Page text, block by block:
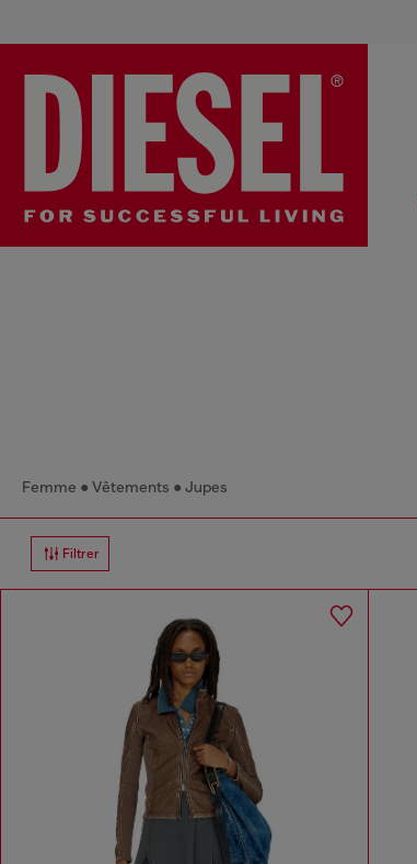
Femme Vêtements Jupes
Filtrer